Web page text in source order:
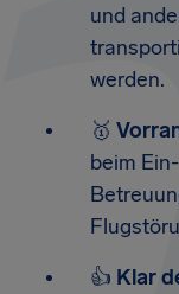
und
werden.
🥇
beim
👍 Klar